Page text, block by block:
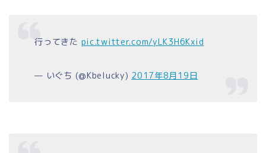
行ってきた pic.twitter.com/yLK3H6Kxid
— いぐち (@Kbelucky) 2017年8月19日